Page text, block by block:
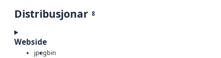
Distribusjonar 8
Webside
jpegbin